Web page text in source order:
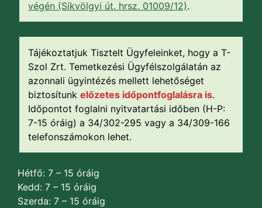
végén (Síkvölgyi út. hrsz. 01009/12).
Tájékoztatjuk Tisztelt Ügyfeleinket, hogy a T-
Szol Zrt. Temetkezési Ügyfélszolgálatán az
azonnali ügyintézés mellett lehetőséget
biztosítunk előzetes időpontfoglalásra is.
Időpontot foglalni nyitvatartási időben (H-P:
7-15 óráig) a 34/302-295 vagy a 34/309-166
telefonszámokon lehet.
Hétfő: 7 – 15 óráig
Kedd: 7 – 15 óráig
Szerda: 7 – 15 óráig